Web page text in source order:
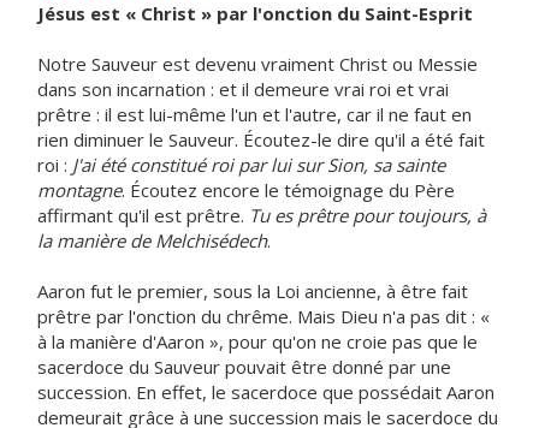
Jésus est « Christ » par l'onction du Saint-Esprit
Notre Sauveur est devenu vraiment Christ ou Messie
dans son incarnation : et il demeure vrai roi et vrai
prêtre : il est lui-même l'un et l'autre, car il ne faut en
rien diminuer le Sauveur. Écoutez-le dire qu'il a été fait
roi : J'ai été constitué roi par lui sur Sion, sa sainte
montagne. Écoutez encore le témoignage du Père
affirmant qu'il est prêtre. Tu es prêtre pour toujours, à
la manière de Melchisédech.
Aaron fut le premier, sous la Loi ancienne, à être fait
prêtre par l'onction du chrême. Mais Dieu n'a pas dit : «
à la manière d'Aaron », pour qu'on ne croie pas que le
sacerdoce du Sauveur pouvait être donné par une
succession. En effet, le sacerdoce que possédait Aaron
demeurait grâce à une succession mais le sacerdoce du